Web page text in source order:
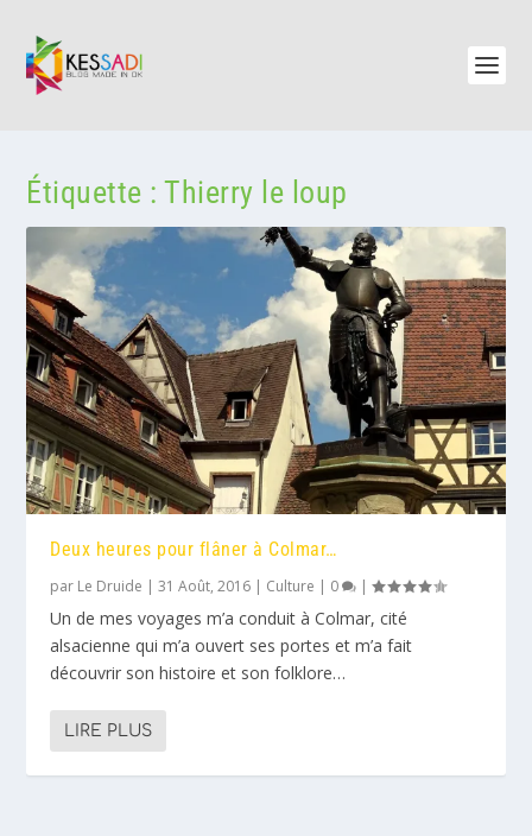
Étiquette :Thierry le loup
Deux heures pour flâner à Colmar…
par Le Druide |31 Août, 2016 | Culture | 0 |
Un de mes voyages m’a conduit à Colmar, cité
alsacienne qui m’a ouvert ses portes et m’a fait
découvrir son histoire et son folklore…
LIRE PLUS